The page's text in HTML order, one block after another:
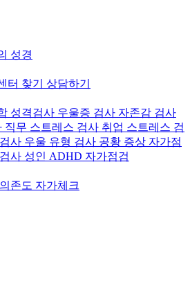
성경
터 찾기 상담하기
성격검사 우울증 검사 자존감 검사
직무 스트레스 검사 취업 스트레스 검
사 우울 유형 검사 공황 증상 자가점
사 성인 ADHD 자가점검
존도 자가체크